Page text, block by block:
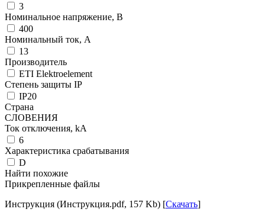
3
Номинальное напряжение, В
400
Номинальный ток, А
13
Производитель
ETI Elektroelement
Степень защиты IP
IP20
Страна
СЛОВЕНИЯ
Ток отключения, kА
6
Характеристика срабатывания
D
Найти похожие
Прикрепленные файлы
Инструкция (Инструкция.pdf, 157 Kb) [Скачать]